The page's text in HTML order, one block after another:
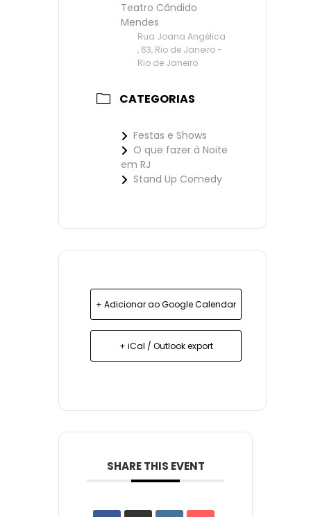
Teatro Cândido
Mendes
Rua Joana Angélica
, 63, Rio de Janeiro -
Rio de Janeiro
CATEGORIAS
Festas e Shows
O que fazer à Noite
em RJ
Stand Up Comedy
+ Adicionar ao Google Calendar
+ iCal / Outlook export
SHARE THIS EVENT